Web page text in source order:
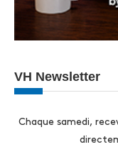
VH Newsletter
Chaque samedi,